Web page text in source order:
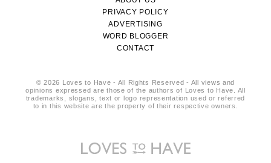
PRIVACY POLICY
ADVERTISING
WORD BLOGGER
CONTACT
© 2026 Loves to Have - All Rights Reserved - All views and
opinions expressed are those of the authors of Loves to Have. All
trademarks, slogans, text or logo representation used or referred
to in this website are the property of their respective owners.